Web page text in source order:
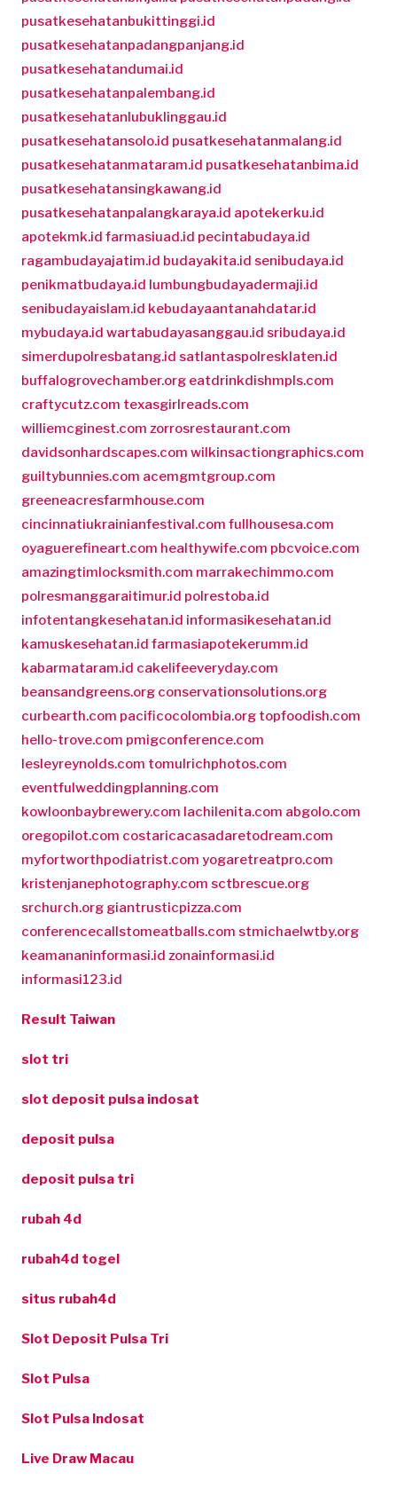
pusatkesehatanbukittinggi.id
pusatkesehatanpadangpanjang.id
pusatkesehatandumai.id
pusatkesehatanpalembang.id
pusatkesehatanlubuklinggau.id
pusatkesehatansolo.id pusatkesehatanmalang.id
pusatkesehatanmataram.id pusatkesehatanbima.id
pusatkesehatansingkawang.id
pusatkesehatanpalangkaraya.id apotekerku.id
apotekmk.id farmasiuad.id pecintabudaya.id
ragambudayajatim.id budayakita.id senibudaya.id
penikmatbudaya.id
lumbungbudayadermaji.id
senibudayaislam.id kebudayaantanahdatar.id
mybudaya.id wartabudayasanggau.id sribudaya.id
simerdupolresbatang.id satlantaspolresklaten.id
buffalogrovechamber.org eatdrinkdishmpls.com
craftycutz.com texasgirlreads.com
williemcginest.com zorrosrestaurant.com
davidsonhardscapes.com wilkinsactiongraphics.com
guiltybunnies.com acemgmtgroup.com
greeneacresfarmhouse.com
cincinnatiukrainianfestival.com fullhousesa.com
oyaguerefineart.com healthywife.com pbcvoice.com
amazingtimlocksmith.com marrakechimmo.com
polresmanggaraitimur.id polrestoba.id
infotentangkesehatan.id informasikesehatan.id
kamuskesehatan.id farmasiapotekerumm.id
kabarmataram.id cakelifeeveryday.com
beansandgreens.org conservationsolutions.org
curbearth.com pacificocolombia.org topfoodish.com
hello-trove.com pmigconference.com
lesleyreynolds.com tomulrichphotos.com
eventfulweddingplanning.com
kowloonbaybrewery.com lachilenita.com abgolo.com
oregopilot.com costaricacasadaretodream.com
myfortworthpodiatrist.com yogaretreatpro.com
kristenjanephotography.com sctbrescue.org
srchurch.org giantrusticpizza.com
conferencecallstomeatballs.com stmichaelwtby.org
keamananinformasi.id zonainformasi.id
informasi123.id
Result Taiwan
slot tri
slot deposit pulsa indosat
deposit pulsa
deposit pulsa tri
rubah 4d
rubah4d togel
situs rubah4d
Slot Deposit Pulsa Tri
Slot Pulsa
Slot Pulsa Indosat
Live Draw Macau